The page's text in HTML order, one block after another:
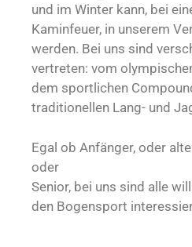
und im Winter kann, bei
Kaminfeuer, in unserem
werden. Bei uns sind
vertreten: vom
dem sportlichen
traditionellen Lang- und
Egal ob Anfänger, oder
oder
Senior, bei uns sind alle
den Bogensport